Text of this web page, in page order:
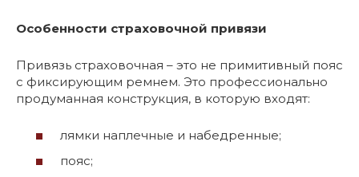
Особенности страховочной привязи
Привязь страховочная – это не примитивный пояс
с фиксирующим ремнем. Это профессионально
продуманная конструкция, в которую входят:
лямки наплечные и набедренные;
пояс;